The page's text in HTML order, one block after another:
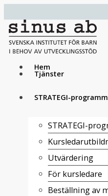
Hem
Tjänster
STRATEGI-
STRATEGI-
Utvärdering
För kursledare
Beställning av